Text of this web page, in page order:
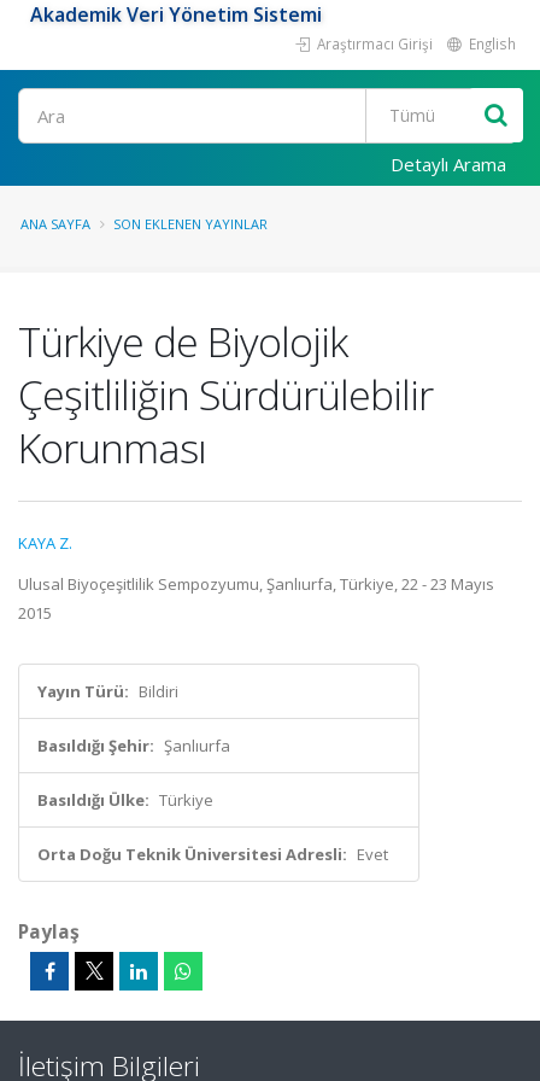
Akademik Veri Yönetim Sistemi
Araştırmacı Girişi English
Ara
Detaylı Arama
ANA SAYFA SON EKLENEN YAYINLAR
Türkiye de Biyolojik
Çeşitliliğin Sürdürülebilir
Korunması
KAYA Z.
Ulusal Biyoçeşitlilik Sempozyumu, Şanlıurfa, Türkiye, 22 - 23 Mayıs
2015
Yayın Türü: Bildiri
Basıldığı Şehir: Şanlıurfa
Basıldığı Ülke: Türkiye
Orta Doğu Teknik Üniversitesi Adresli: Evet
Paylaş
İletişim Bilgileri